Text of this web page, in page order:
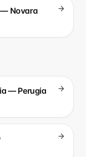
— Novara
— Perugia